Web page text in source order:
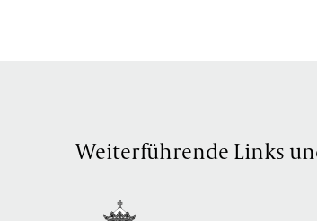
Weiterführende Links